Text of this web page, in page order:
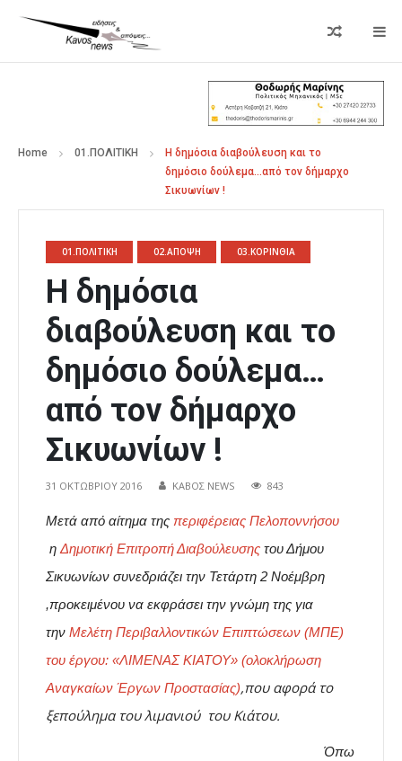
Home 01.ΠΟΛΙΤΙΚΗ
Η δημόσια διαβούλευση και το
δημόσιο δούλεμα…από τον δήμαρχο
Σικυωνίων !
01.ΠΟΛΙΤΙΚΗ 02.ΑΠΟΨΗ 03.ΚΟΡΙΝΘΙΑ
Η δημόσια
διαβούλευση και το
δημόσιο δούλεμα…
από τον δήμαρχο
Σικυωνίων !
31 ΟΚΤΩΒΡΊΟΥ 2016 ΚΑΒΟΣ NEWS 843
Μετά από αίτημα της περιφέρειας Πελοποννήσου
ηΔημοτική Επιτροπή Διαβούλευσης του Δήμου
Σικυωνίων συνεδριάζει την Τετάρτη 2 Νοέμβρη
,προκειμένου να εκφράσει την γνώμη της για
την Μελέτη Περιβαλλοντικών Επιπτώσεων (ΜΠΕ)
του έργου: «ΛΙΜΕΝΑΣ ΚΙΑΤΟΥ» (ολοκλήρωση
Αναγκαίων Έργων Προστασίας),που αφορά το
ξεπούλημα του λιμανιού του Κιάτου.
Όπω